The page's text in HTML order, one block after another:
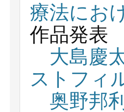
療法にお
作品発表
大島慶
ストフィ
奥野邦